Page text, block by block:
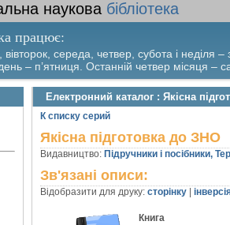
наукова бібліотека
працює:
вівторок, середа, четвер, субота і неділя
– п’ятниця. Останній четвер місяця –
Електронний каталог : Якісна
К списку серий
Якісна підготовка до ЗНО
Видавництво: Підручники і посібники,
Зв'язані описи:
Відобразити для друку: сторінку
Книга